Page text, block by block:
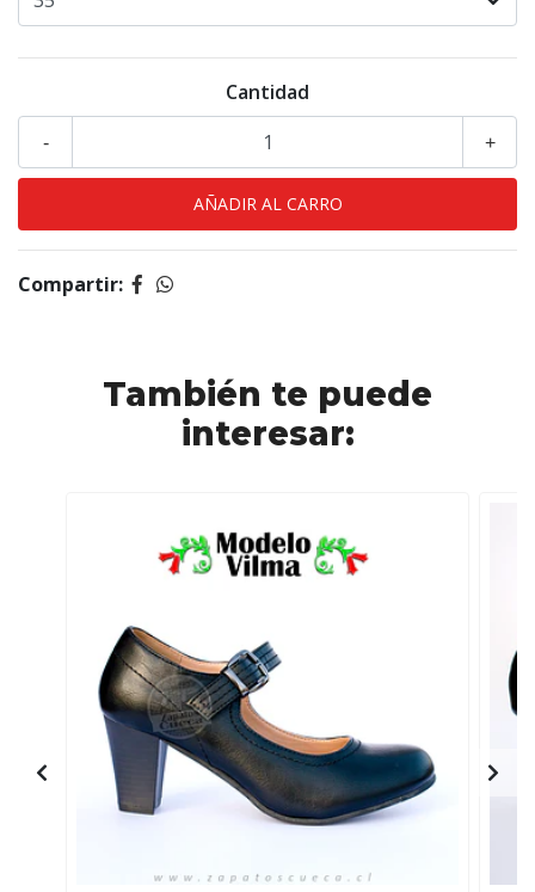
Cantidad
+
-
Compartir:
También te puede
interesar: